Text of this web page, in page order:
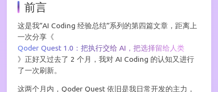
前言
这是我”AI Coding 经验总结”系列的第四篇文章，距离上
一次分享《
Qoder Quest 1.0：把执行交给 AI，把选择留给人类
》正好又过去了 2 个月，我对 AI Coding 的认知又进行
了一次刷新。
这两个月内，Qoder Quest 依旧是我日常开发的主力，